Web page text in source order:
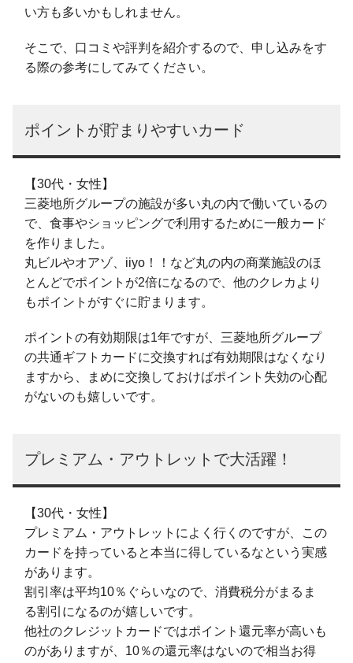
い方も多いかもしれません。
そこで、口コミや評判を紹介するので、申し込みをす
る際の参考にしてみてください。
ポイントが貯まりやすいカード
【30代・女性】
三菱地所グループの施設が多い丸の内で働いているの
で、食事やショッピングで利用するために一般カード
を作りました。
丸ビルやオアゾ、iiyo！！など丸の内の商業施設のほ
とんどでポイントが2倍になるので、他のクレカより
もポイントがすぐに貯まります。
ポイントの有効期限は1年ですが、三菱地所グループ
の共通ギフトカードに交換すれば有効期限はなくなり
ますから、まめに交換しておけばポイント失効の心配
がないのも嬉しいです。
プレミアム・アウトレットで大活躍！
【30代・女性】
プレミアム・アウトレットによく行くのですが、この
カードを持っていると本当に得しているなという実感
があります。
割引率は平均10％ぐらいなので、消費税分がまるま
る割引になるのが嬉しいです。
他社のクレジットカードではポイント還元率が高いも
のがありますが、10％の還元率はないので相当お得